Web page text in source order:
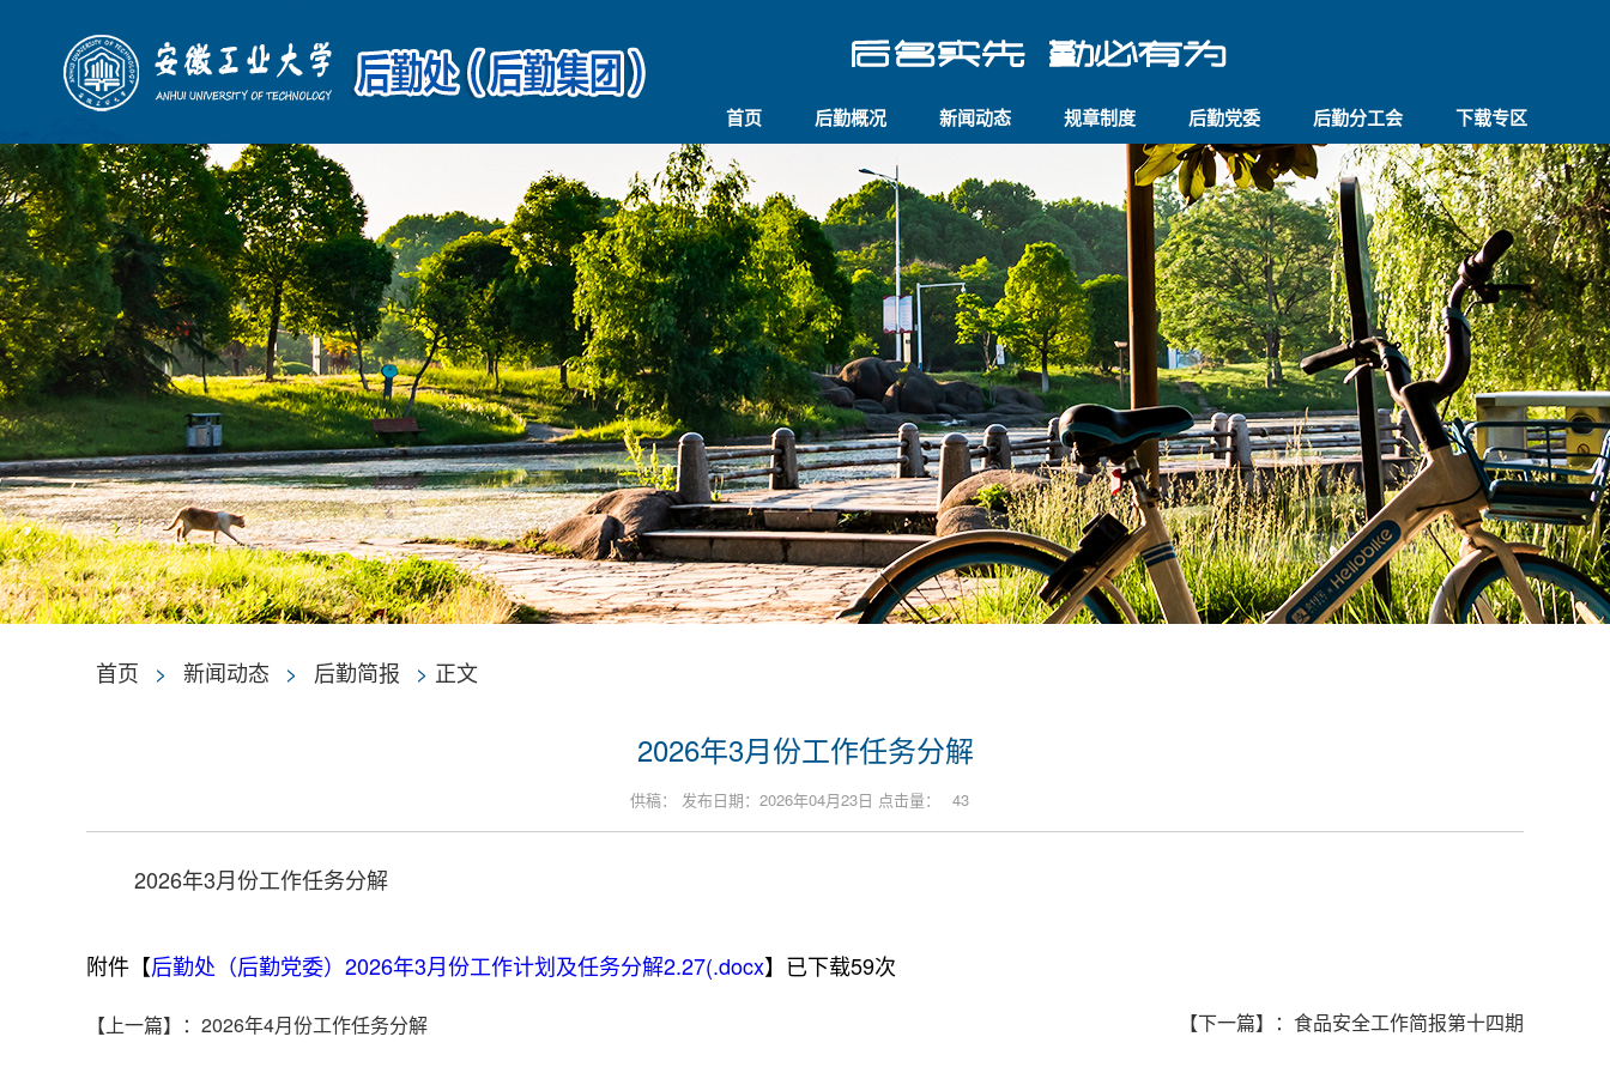
首页 后勤概况 新闻动态 规章制度 后勤党委 后勤分工会 下载专区
首页 > 新闻动态 > 后勤简报 > 正文
2026年3月份工作任务分解
供稿： 发布日期：2026年04月23日 点击量： 43
2026年3月份工作任务分解
附件【后勤处（后勤党委）2026年3月份工作计划及任务分解2.27(.docx】已下载59次
【上一篇】 ： 2026年4月份工作任务分解 【下一篇】 ： 食品安全工作简报第十四期